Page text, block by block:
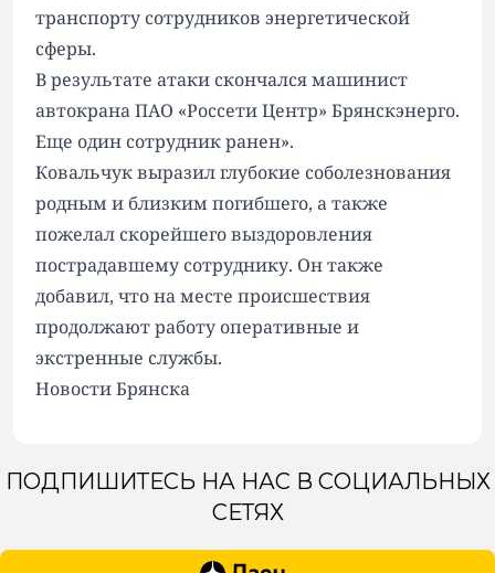
транспорту сотрудников энергетической
сферы.
В результате атаки скончался машинист
автокрана ПАО «Россети Центр» Брянскэнерго.
Еще один сотрудник ранен».
Ковальчук выразил глубокие соболезнования
родным и близким погибшего, а также
пожелал скорейшего выздоровления
пострадавшему сотруднику. Он также
добавил, что на месте происшествия
продолжают работу оперативные и
экстренные службы.
Новости Брянска
ПОДПИШИТЕСЬ НА НАС В СОЦИАЛЬНЫХ
СЕТЯХ